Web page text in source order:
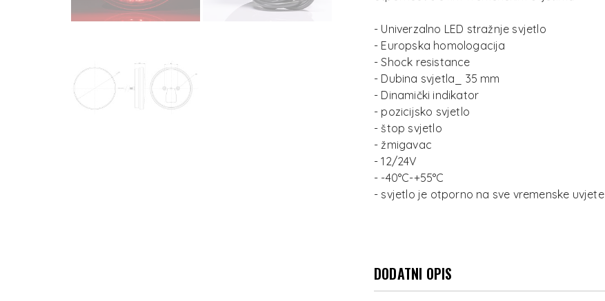
- Univerzalno LED stražnje svjetlo
- Europska homologacija
- Shock resistance
- Dubina svjetla_ 35 mm
- Dinamički indikator
- pozicijsko svjetlo
- štop svjetlo
- žmigavac
- 12/24V
- -40°C-+55°C
- svjetlo je otporno na sve vremenske uvjete
DODATNI OPIS